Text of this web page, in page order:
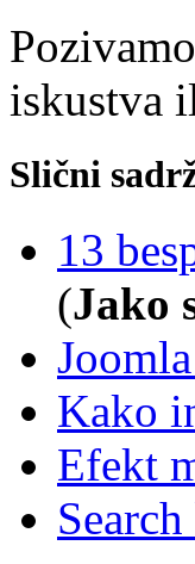
iskustva
Slični
13
(Jako
Kako
Efekt